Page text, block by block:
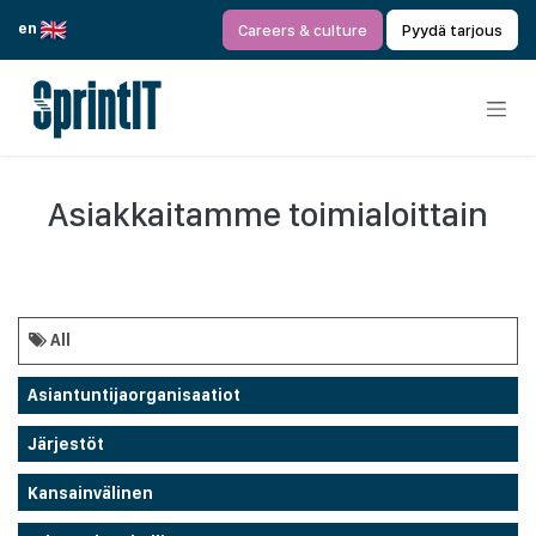
en
Careers & culture Pyydä tarjous
Asiakkaitamme toimialoittain
All
Asiantuntijaorganisaatiot
Järjestöt
Kansainvälinen